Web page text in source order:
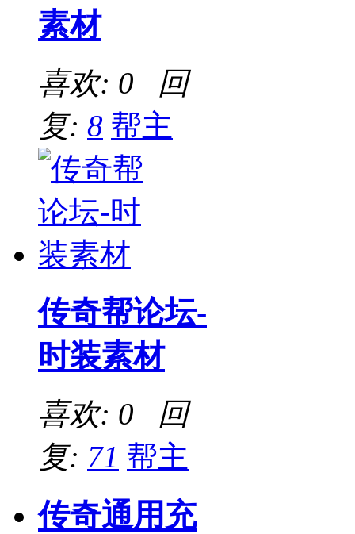
素材
喜欢: 0 回
复: 8 帮主
传奇帮论坛-
时装素材
喜欢: 0 回
复: 71 帮主
传奇通用充